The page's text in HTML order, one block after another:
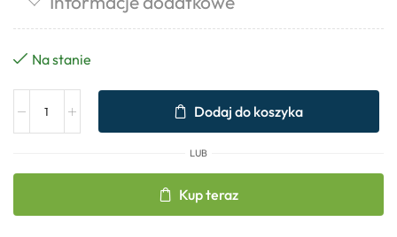
Na stanie
Dodaj do koszyka
LUB
Kup teraz